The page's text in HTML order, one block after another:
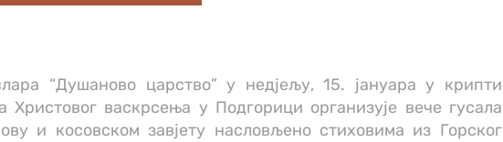
“Душаново царство” у недјељу, 15. јануара у крипти
Христовог васкрсења у Подгорици организује вече гусала
и косовском завјету насловљено стиховима из Горског